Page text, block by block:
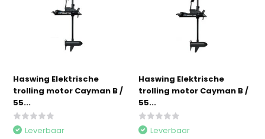
Haswing Elektrische
trolling motor Cayman B /
55...
Leverbaar
Haswing Elektrische
trolling motor Cayman B /
55...
Leverbaar